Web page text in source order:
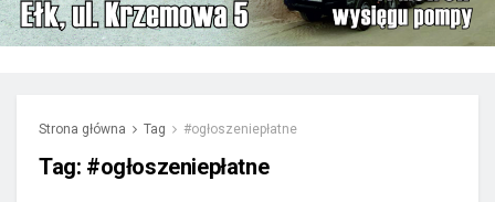
Strona główna Tag #ogłoszeniepłatne
Tag: #ogłoszeniepłatne